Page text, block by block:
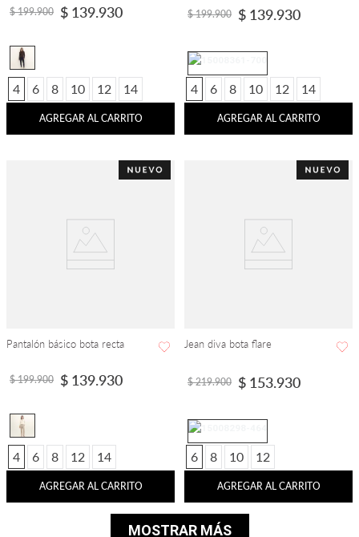
$ 199.900 $ 139.930
4 6 8 10 12 14
AGREGAR AL CARRITO
$ 199.900 $ 139.930
4 6 8 10 12 14
AGREGAR AL CARRITO
Pantalón básico bota recta
$ 199.900 $ 139.930
4 6 8 12 14
AGREGAR AL CARRITO
Jean diva bota flare
$ 219.900 $ 153.930
6 8 10 12
AGREGAR AL CARRITO
MOSTRAR MÁS